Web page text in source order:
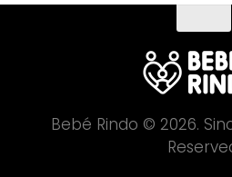
Bebé Rindo © 2026.